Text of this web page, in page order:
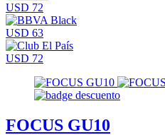
USD 72
USD 63
USD 72
FOCUS GU10